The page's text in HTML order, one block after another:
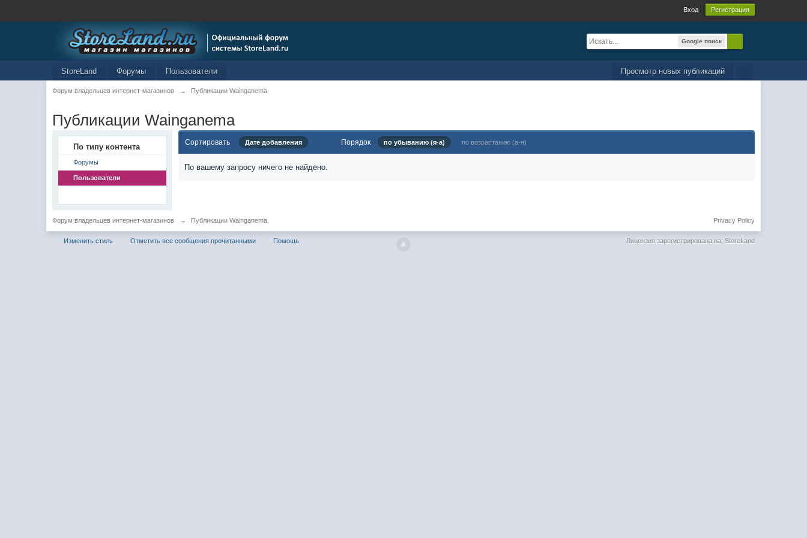
Вход Регистрация
Google поиск
Просмотр новых публикаций
StoreLand Форумы Пользователи
Форум владельцев интернет-магазинов → Публикации Wainganema
Публикации Wainganema
По типу контента
Форумы
Пользователи
Сортировать Дате добавления Порядок по убыванию (я-а) по возрастанию (а-я)
По вашему запросу ничего не найдено.
Форум владельцев интернет-магазинов → Публикации Wainganema Privacy Policy
Изменить стиль Отметить все сообщения прочитанными Помощь Лицензия зарегистрирована на: StoreLand